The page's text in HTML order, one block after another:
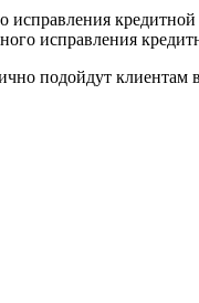
исправления
исправления
подойдут клиентам